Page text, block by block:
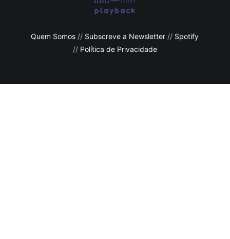
Quem Somos // Subscreve a Newsletter // Spotify
// Política de Privacidade